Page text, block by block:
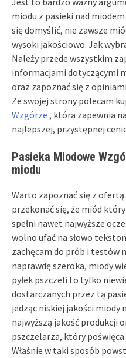
miodu z pasieki nad
się domyślić, nie zawsze
wysoki jakościowo. Jak
Należy przede wszystkim
informacjami dotyczącymi
oraz zapoznać się z
Ze swojej strony polecam
Wzgórze , która zapewnia
najlepszej, przystępnej
Pasieka Miodowe
miodu
Warto zapoznać się z
przekonać się, że miód
spełni nawet najwyższe
wolno ufać na słowo
zachęcam do prób i testów
naprawdę szeroka, miody
pyłek pszczeli to tylko
dostarczanych przez tą
jedząc niskiej jakości miody
najwyższą jakość produkcji
pszczelarza, który poświęca
Właśnie w taki sposób